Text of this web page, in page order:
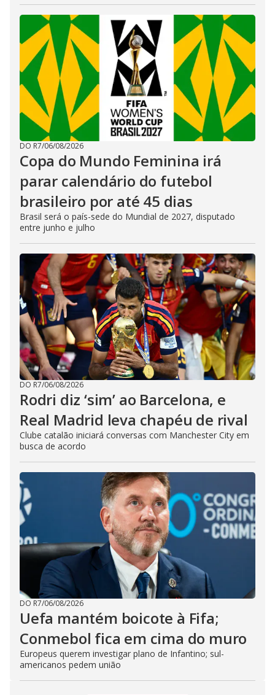
DO R7/06/08/2026
Copa do Mundo Feminina irá
parar calendário do futebol
brasileiro por até 45 dias
Brasil será o país-sede do Mundial de 2027, disputado
entre junho e julho
DO R7/06/08/2026
Rodri diz ‘sim’ ao Barcelona, e
Real Madrid leva chapéu de rival
Clube catalão iniciará conversas com Manchester City em
busca de acordo
DO R7/06/08/2026
Uefa mantém boicote à Fifa;
Conmebol fica em cima do muro
Europeus querem investigar plano de Infantino; sul-
americanos pedem união